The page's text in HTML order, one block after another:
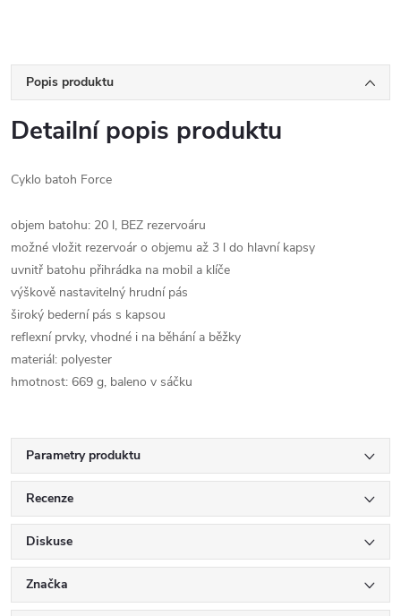
Popis produktu
Detailní popis produktu
Cyklo batoh Force
objem batohu: 20 l, BEZ rezervoáru
možné vložit rezervoár o objemu až 3 l do hlavní kapsy
uvnitř batohu přihrádka na mobil a klíče
výškově nastavitelný hrudní pás
široký bederní pás s kapsou
reflexní prvky, vhodné i na běhání a běžky
materiál: polyester
hmotnost: 669 g, baleno v sáčku
Parametry produktu
Recenze
Diskuse
Značka